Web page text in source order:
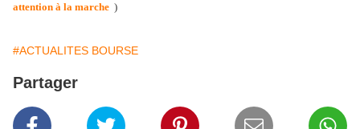
attention à la marche )
#ACTUALITES BOURSE
Partager